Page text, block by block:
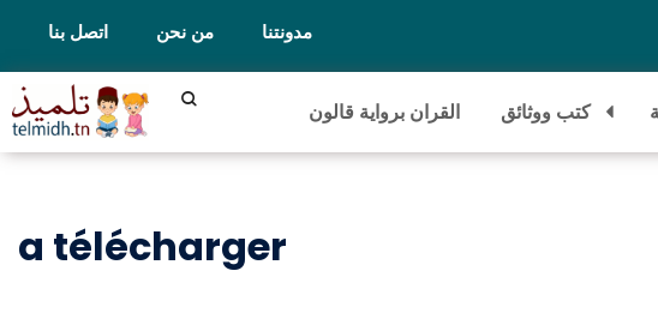
اتصل بنا من نحن مدونتنا
القران برواية قالون كتب ووثائق
a télécharger